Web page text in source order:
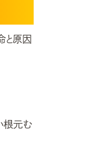
と原因
根元む